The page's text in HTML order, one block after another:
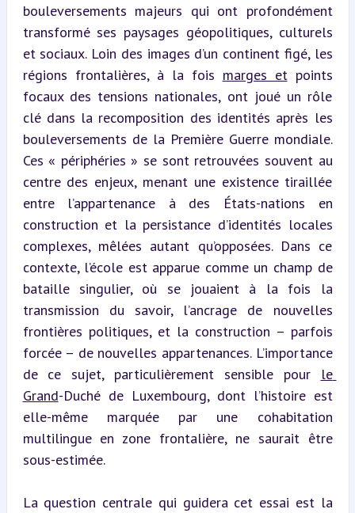
bouleversements majeurs qui ont profondément
transformé ses paysages géopolitiques, culturels
et sociaux. Loin des images d’un continent figé, les
régions frontalières, à la fois marges et points
focaux des tensions nationales, ont joué un rôle
clé dans la recomposition des identités après les
bouleversements de la Première Guerre mondiale.
Ces « périphéries » se sont retrouvées souvent au
centre des enjeux, menant une existence tiraillée
entre l’appartenance à des États-nations en
construction et la persistance d’identités locales
complexes, mêlées autant qu’opposées. Dans ce
contexte, l’école est apparue comme un champ de
bataille singulier, où se jouaient à la fois la
transmission du savoir, l’ancrage de nouvelles
frontières politiques, et la construction – parfois
forcée – de nouvelles appartenances. L’importance
de ce sujet, particulièrement sensible pour
le
Grand-Duché de Luxembourg, dont l’histoire est
elle-même marquée par une cohabitation
multilingue en zone frontalière, ne saurait être
sous-estimée.
La question centrale qui guidera cet essai est la